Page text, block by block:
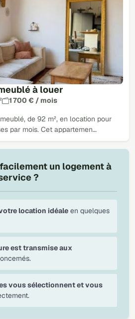
à louer
1 700 € / mois
de 92 m², en location pour
par mois. Cet appartemen…
un logement à
?
location idéale en quelques
est transmise aux
vous sélectionnent et vous